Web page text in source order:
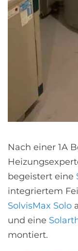
Nach einer 1A
begeistert eine
integriertem
SolvisMax Solo
und eine
montiert.